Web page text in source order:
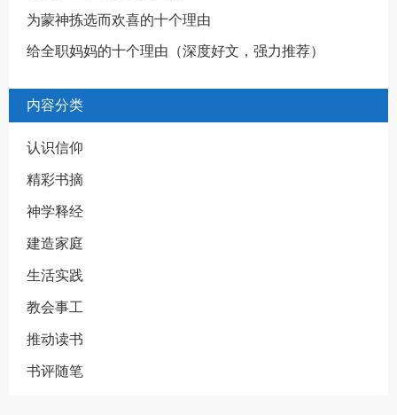
为蒙神拣选而欢喜的十个理由
给全职妈妈的十个理由（深度好文，强力推荐）
内容分类
认识信仰
精彩书摘
神学释经
建造家庭
生活实践
教会事工
推动读书
书评随笔